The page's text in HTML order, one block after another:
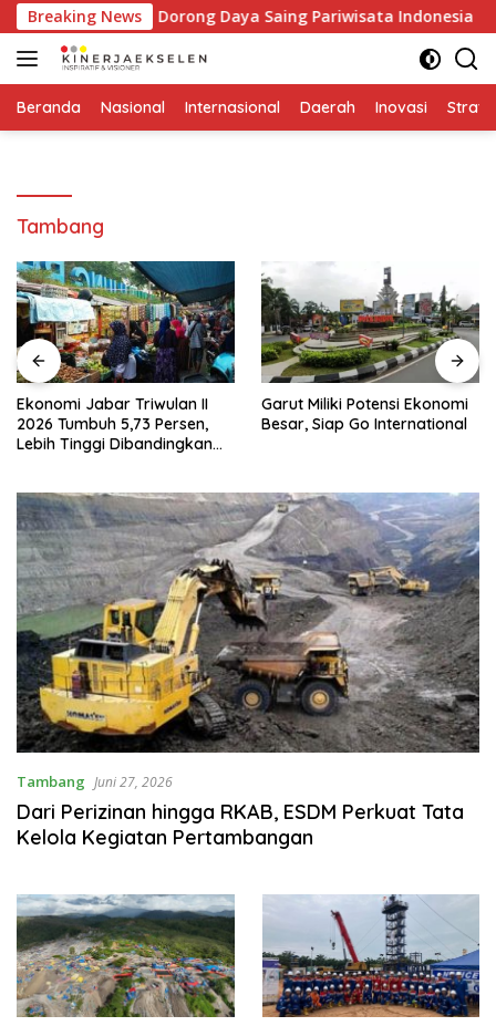
Langsung
ke
konten
Breaking News
MICE Dorong Daya Saing Pariwisata Indonesia
Beranda Nasional Internasional Daerah Inovasi
Tambang
Ekonomi Jabar Triwulan II
2026 Tumbuh 5,73 Persen,
Lebih Tinggi Dibandingkan
Garut Miliki Potensi Ekonomi
Besar, Siap Go International
Tambang Juni 27, 2026
Dari Perizinan hingga RKAB, ESDM Perkuat Tata
Kelola Kegiatan Pertambangan